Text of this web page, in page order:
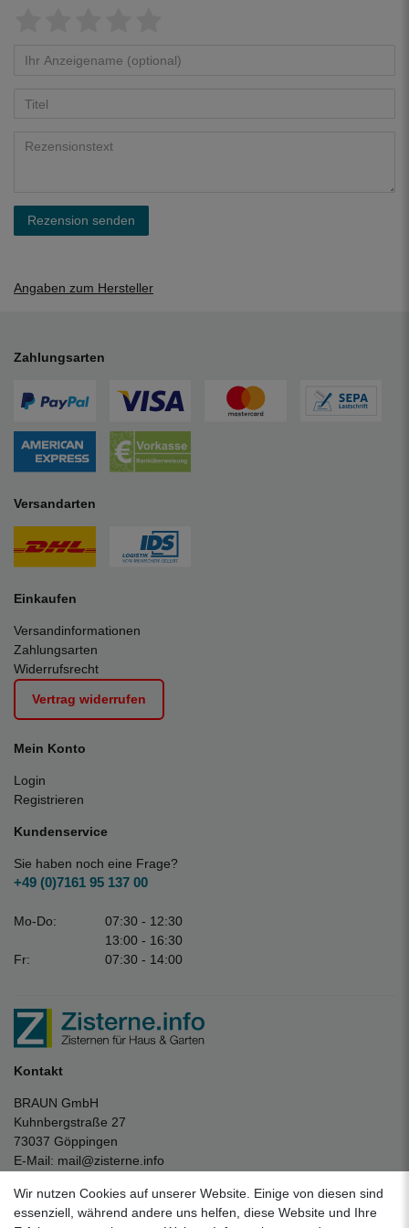
Rezension senden
Angaben zum Hersteller
Zahlungsarten
Versandarten
Einkaufen
Versandinformationen
Zahlungsarten
Widerrufsrecht
Vertrag widerrufen
Mein Konto
Login
Registrieren
Kundenservice
Sie haben noch eine Frage?
+49 (0)7161 95 137 00
Mo-Do:
07:30 - 12:30
13:00 - 16:30
Fr:
07:30 - 14:00
Kontakt
BRAUN GmbH
Kuhnbergstraße 27
73037 Göppingen
E-Mail: mail@zisterne.info
Unternehmen
Wir nutzen Cookies auf unserer Website. Einige von diesen sind
essenziell, während andere uns helfen, diese Website und Ihre